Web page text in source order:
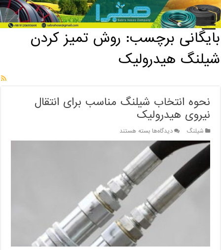
خانه / بایگانی برچسب: روش تمیز کردن شیلنگ هیدرولیک
بایگانی برچسب: روش تمیز کردن
شیلنگ هیدرولیک
نحوه انتخاب شیلنگ مناسب برای انتقال
نیروی هیدرولیک
شیلنگ دیدگاه‌هابرای
نحوه
انتخاب
شیلنگ
مناسب
برای
انتقال
هیدرولیک
بسته هستند